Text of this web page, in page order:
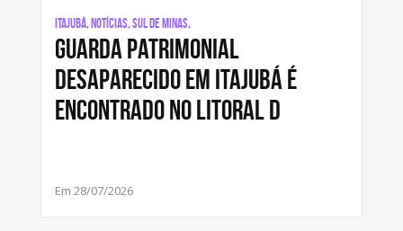
Itajubá, Notícias, Sul de Minas,
Guarda patrimonial
desaparecido em Itajubá é
encontrado no litoral d
Em 28/07/2026